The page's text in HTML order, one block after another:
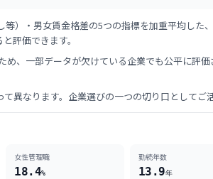
）・男女賃金格差の5つの指標を加重平均した
評価できます。
、一部データが欠けている企業でも公平に評
異なります。企業選びの一つの切り口としてご
女性管理職
18.4%
勤続年数
13.9年